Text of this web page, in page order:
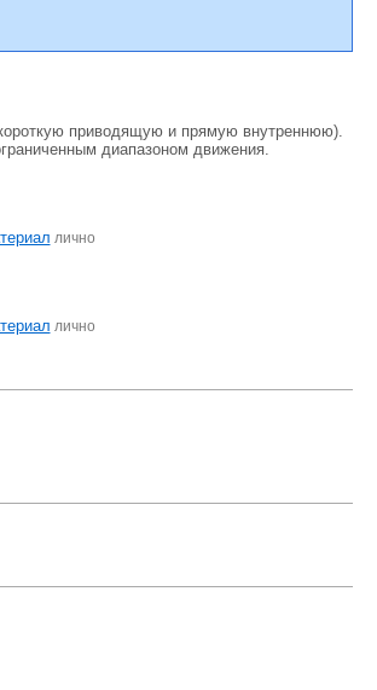
приводящую и прямую внутреннюю).
диапазоном движения.
лично
лично